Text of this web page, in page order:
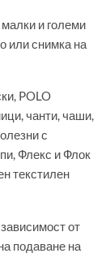
и големи
или снимка на
POLO
чанти, чаши,
с
Флекс и Флок
текстилен
от
подаване на